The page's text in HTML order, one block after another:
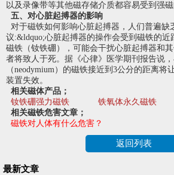
以及录像带等其他磁存储介质都容易受到强磁
五、对心脏起搏器的影响
对于磁铁如何影响心脏起搏器，人们普遍缺
议:&ldquo;心脏起搏器的操作会受到磁铁的近
磁铁（钕铁硼），可能会干扰心脏起搏器和
者将致人于死。据《心律》医学期刊报告说
（neodymium）的磁铁接近到3公分的距离将
装置失效。
相关磁体产品；
钕铁硼强力磁铁
铁氧体永久磁铁
相关磁铁危害文章；
磁铁对人体有什么危害？
返回列表
最新文章